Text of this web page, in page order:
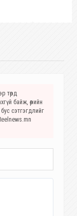
төрд
байж, өөрийн
сэтгэгдлийг